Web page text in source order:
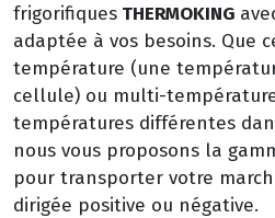
frigorifiques THERMOKING
adaptée à vos besoins. Que
température (une
cellule) ou multi-température
températures différentes
nous vous proposons la
pour transporter votre
dirigée positive ou négative.